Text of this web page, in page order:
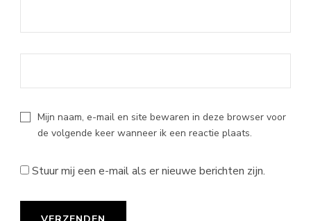
Mijn naam, e-mail en site bewaren in deze browser voor
de volgende keer wanneer ik een reactie plaats.
Stuur mij een e-mail als er nieuwe berichten zijn.